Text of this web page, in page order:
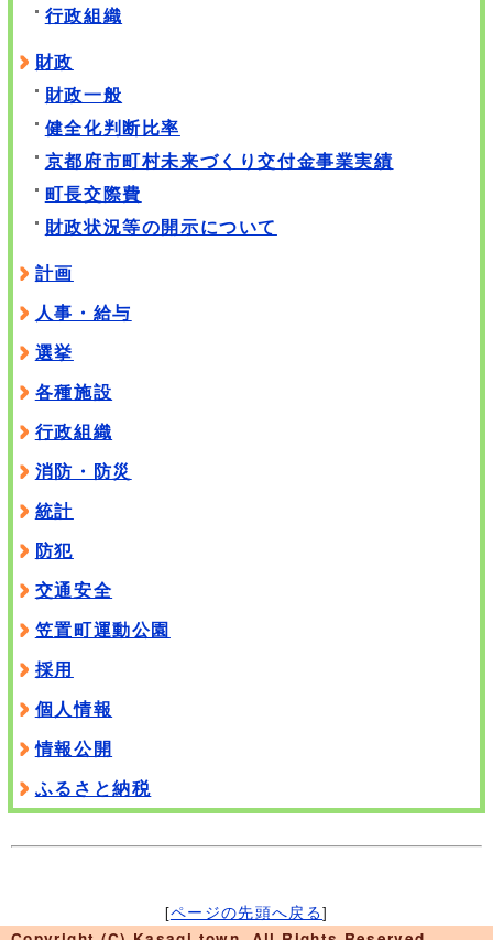
行政組織
財政
財政一般
健全化判断比率
京都府市町村未来づくり交付金事業実績
町長交際費
財政状況等の開示について
計画
人事・給与
選挙
各種施設
行政組織
消防・防災
統計
防犯
交通安全
笠置町運動公園
採用
個人情報
情報公開
ふるさと納税
[ページの先頭へ戻る]